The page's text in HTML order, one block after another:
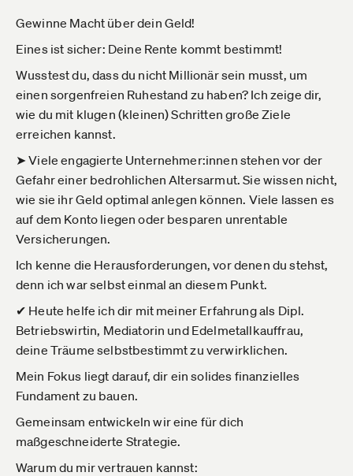
Gewinne Macht über dein Geld!
Eines ist sicher: Deine Rente kommt bestimmt!
Wusstest du, dass du nicht Millionär sein musst, um
einen sorgenfreien Ruhestand zu haben? Ich zeige dir,
wie du mit klugen (kleinen) Schritten große Ziele
erreichen kannst.
➤ Viele engagierte Unternehmer:innen stehen vor der
Gefahr einer bedrohlichen Altersarmut. Sie wissen nicht,
wie sie ihr Geld optimal anlegen können. Viele lassen es
auf dem Konto liegen oder besparen unrentable
Versicherungen.
Ich kenne die Herausforderungen, vor denen du stehst,
denn ich war selbst einmal an diesem Punkt.
✔ Heute helfe ich dir mit meiner Erfahrung als Dipl.
Betriebswirtin, Mediatorin und Edelmetallkauffrau,
deine Träume selbstbestimmt zu verwirklichen.
Mein Fokus liegt darauf, dir ein solides finanzielles
Fundament zu bauen.
Gemeinsam entwickeln wir eine für dich
maßgeschneiderte Strategie.
Warum du mir vertrauen kannst: